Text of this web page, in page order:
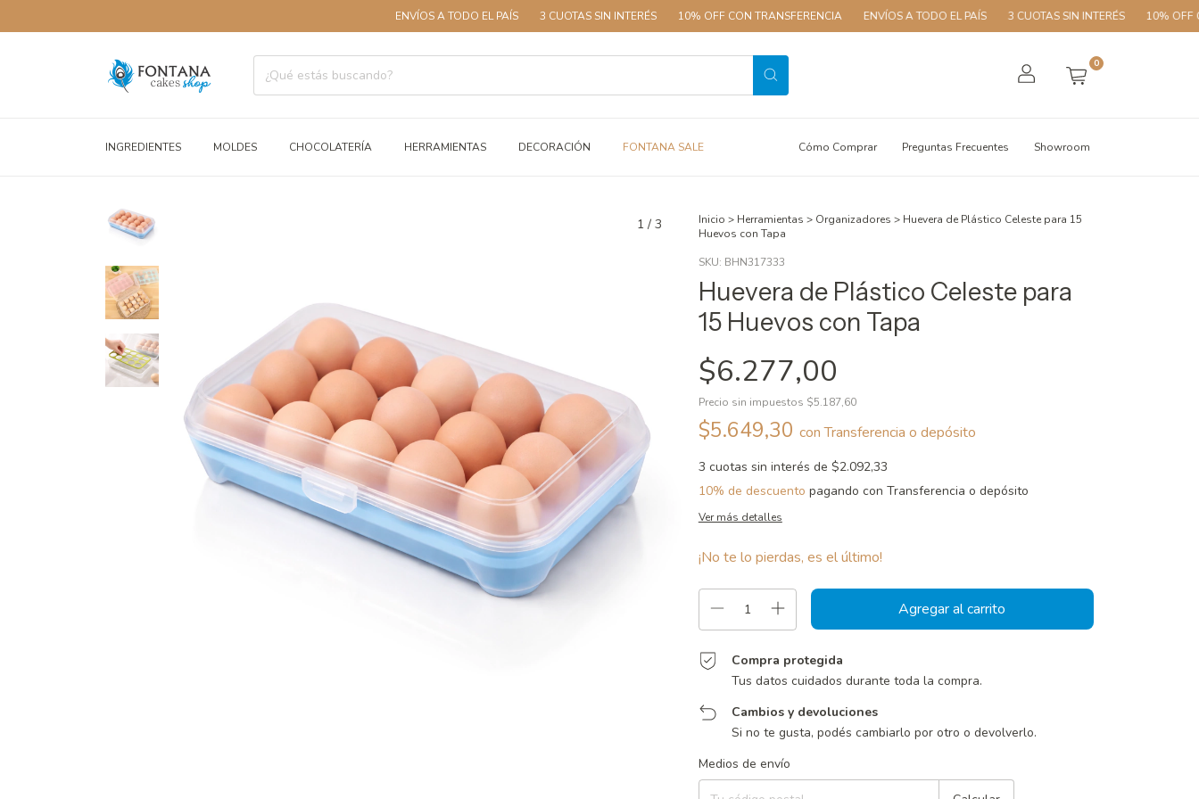
ENVÍOS A TODO EL PAÍS 3 CUOTAS SIN INTERÉS 10% OFF CON TRANSFERENCIA ENVÍOS A TODO EL PAÍS 3 CUOTAS SIN INTERÉS 10% OFF CON
0
INGREDIENTES MOLDES CHOCOLATERÍA HERRAMIENTAS DECORACIÓN FONTANA SALE Cómo Comprar Preguntas Frecuentes Showroom
1 / 3 Inicio > Herramientas > Organizadores > Huevera de Plástico Celeste para 15
Huevos con Tapa
SKU: BHN317333
Huevera de Plástico Celeste para
15 Huevos con Tapa
$6.277,00
Precio sin impuestos $5.187,60
$5.649,30 con Transferencia o depósito
3 cuotas sin interés de $2.092,33
10% de descuento pagando con Transferencia o depósito
Ver más detalles
¡No te lo pierdas, es el último!
Compra protegida
Tus datos cuidados durante toda la compra.
Cambios y devoluciones
Si no te gusta, podés cambiarlo por otro o devolverlo.
Entregas para el CP:
Medios de envío